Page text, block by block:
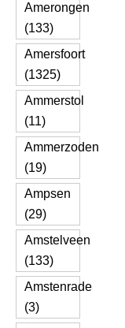
Amerongen
(133)
Amersfoort
(1325)
Ammerstol
(11)
Ammerzoden
(19)
Ampsen
(29)
Amstelveen
(133)
Amstenrade
(3)